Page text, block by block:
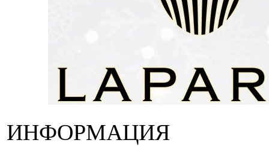
ИНФОРМАЦИЯ